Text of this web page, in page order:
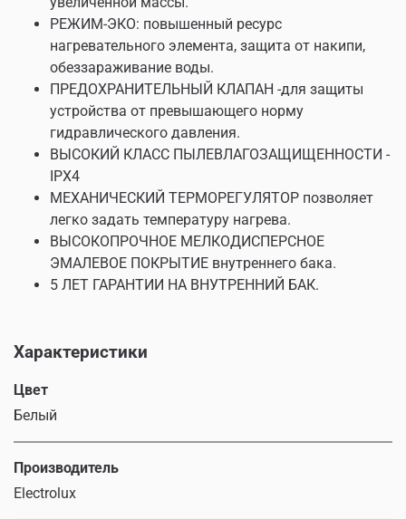
РЕЖИМ-ЭКО: повышенный ресурс
нагревательного элемента, защита от накипи,
обеззараживание воды.
ПРЕДОХРАНИТЕЛЬНЫЙ КЛАПАН -для защиты
устройства от превышающего норму
гидравлического давления.
ВЫСОКИЙ КЛАСС ПЫЛЕВЛАГОЗАЩИЩЕННОСТИ -
IPX4
МЕХАНИЧЕСКИЙ ТЕРМОРЕГУЛЯТОР позволяет
легко задать температуру нагрева.
ВЫСОКОПРОЧНОЕ МЕЛКОДИСПЕРСНОЕ
ЭМАЛЕВОЕ ПОКРЫТИЕ внутреннего бака.
5 ЛЕТ ГАРАНТИИ НА ВНУТРЕННИЙ БАК.
Характеристики
Цвет
Белый
Производитель
Electrolux